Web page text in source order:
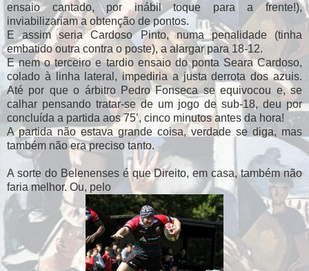
ensaio cantado, por inábil toque para a frente!),
inviabilizariam a obtenção de pontos.
E assim seria Cardoso Pinto, numa penalidade (tinha
embatido outra contra o poste), a alargar para 18-12.
E nem o terceiro e tardio ensaio do ponta Seara Cardoso,
colado à linha lateral, impediria a justa derrota dos azuis.
Até por que o árbitro Pedro Fonseca se equivocou e, se
calhar pensando tratar-se de um jogo de sub-18, deu por
concluída a partida aos 75’, cinco minutos antes da hora!
A partida não estava grande coisa, verdade se diga, mas
também não era preciso tanto.
A sorte do Belenenses é que Direito, em casa, também não
faria melhor. Ou, pelo